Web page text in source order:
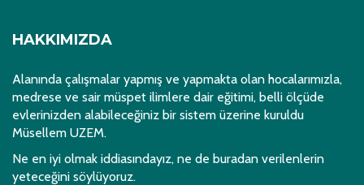
HAKKIMIZDA
Alanında çalışmalar yapmış ve yapmakta olan hocalarımızla,
medrese ve sair müspet ilimlere dair eğitimi, belli ölçüde
evlerinizden alabileceğiniz bir sistem üzerine kuruldu
Müsellem UZEM.
Ne en iyi olmak iddiasındayız, ne de buradan verilenlerin
yeteceğini söylüyoruz.